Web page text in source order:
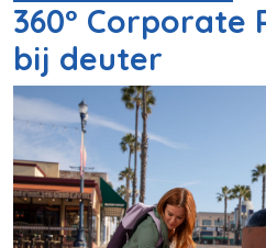
360° Corporate
bij deuter